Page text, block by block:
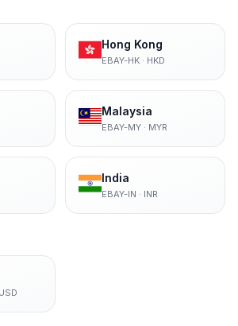
Hong Kong
EBAY-HK· HKD
Malaysia
EBAY-MY· MYR
India
EBAY-IN · INR
USD